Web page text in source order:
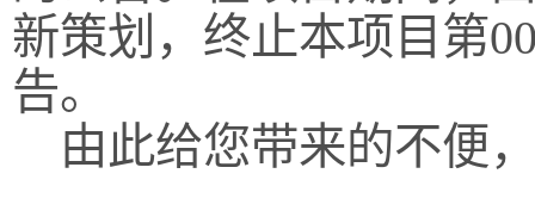
新策划，终止本项目第
告。
由此给您带来的不便